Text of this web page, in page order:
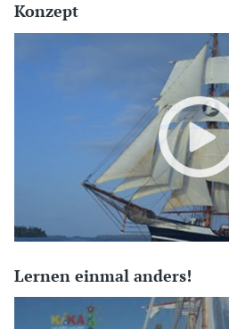
Konzept
Lernen einmal anders!